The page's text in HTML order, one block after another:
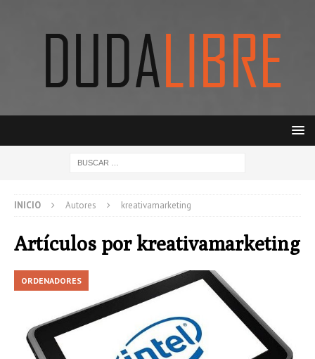
INICIO Autores kreativamarketing
Artículos porkreativamarketing
ORDENADORES